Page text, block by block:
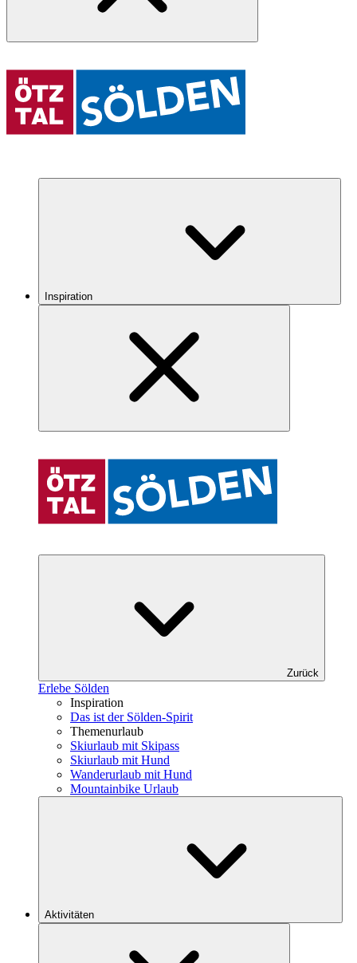
Inspiration
Zurück
Erlebe Sölden
Inspiration
Das ist der Sölden-Spirit
Themenurlaub
Skiurlaub mit Skipass
Skiurlaub mit Hund
Wanderurlaub mit Hund
Mountainbike Urlaub
Aktivitäten